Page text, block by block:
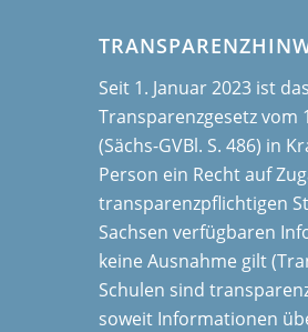
Seit 1. Januar 2023 ist
Transparenzgesetz vom
(Sächs-GVBl. S. 486) in
Person ein Recht auf
transparenzpflichtigen
Sachsen verfügbaren
keine Ausnahme gilt
Schulen sind
soweit Informationen